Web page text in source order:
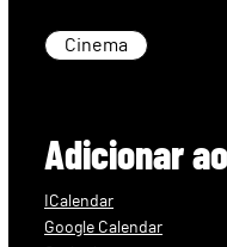
Cinema
Adicionar
ICalendar
Google Calendar